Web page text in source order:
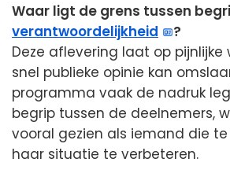
Waar ligt de grens tussen
verantwoordelijkheid
?
Deze aflevering laat op pijnlijke
snel publieke opinie kan
programma vaak de nadruk
begrip tussen de deelnemers,
vooral gezien als iemand die
haar situatie te verbeteren.